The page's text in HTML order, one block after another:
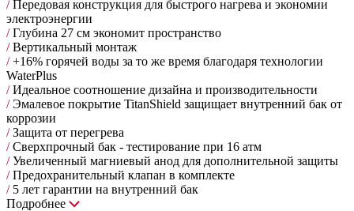
/Передовая конструкция для быстрого нагрева и экономии
электроэнергии
/Глубина 27 см экономит пространство
/Вертикальный монтаж
/+16% горячей воды за то же время благодаря технологии
WaterPlus
/Идеальное соотношение дизайна и производительности
/Эмалевое покрытие TitanShield защищает внутренний бак от
коррозии
/Защита от перегрева
/Сверхпрочный бак - тестирование при 16 атм
/Увеличенный магниевый анод для дополнительной защиты
/Предохранительный клапан в комплекте
/5 лет гарантии на внутренний бак
Подробнее